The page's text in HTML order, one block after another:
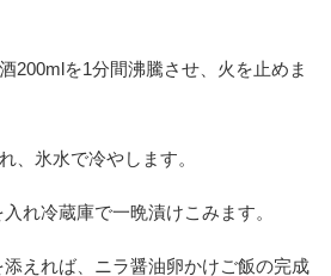
200mlを1分間沸騰させ、火を止めま
、氷水で冷やします。
れ冷蔵庫で一晩漬けこみます。
えれば、ニラ醤油卵かけご飯の完成